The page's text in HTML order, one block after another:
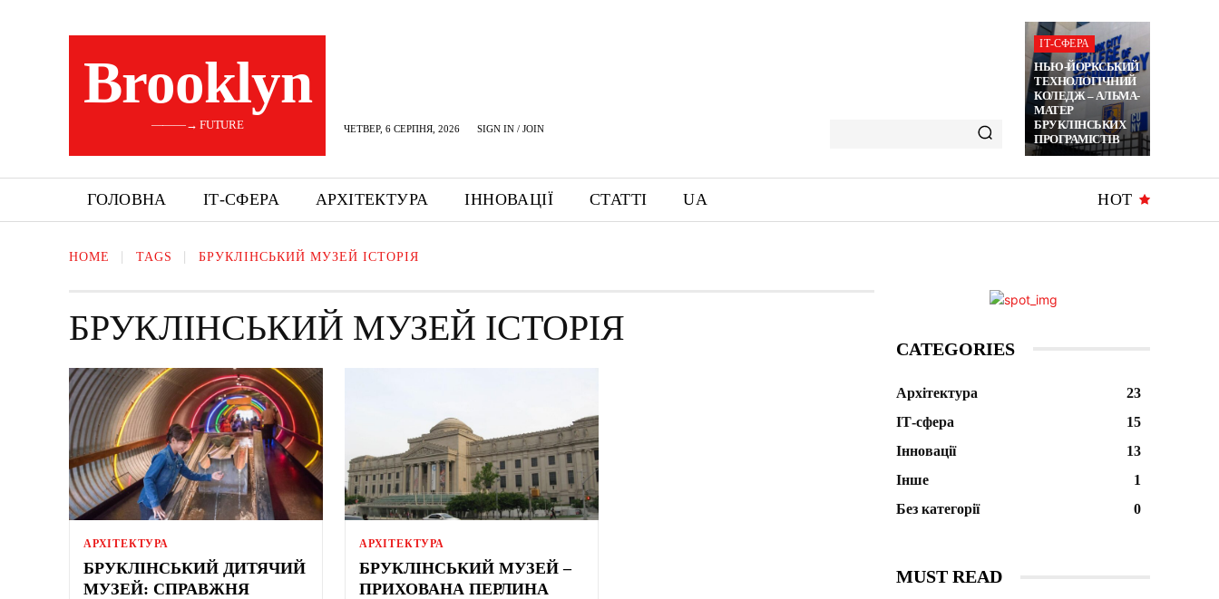
Brooklyn
———→ FUTURE ЧЕТВЕР, 6 СЕРПНЯ, 2026 SIGN IN / JOIN
ІТ-СФЕРА
НЬЮ-ЙОРКСЬКИЙ
ТЕХНОЛОГІЧНИЙ
КОЛЕДЖ – АЛЬМА-
МАТЕР
БРУКЛІНСЬКИХ
ПРОГРАМІСТІВ
ГОЛОВНА ІТ-СФЕРА АРХІТЕКТУРА ІННОВАЦІЇ СТАТТІ UA HOT
HOME TAGS БРУКЛІНСЬКИЙ МУЗЕЙ ІСТОРІЯ
БРУКЛІНСЬКИЙ МУЗЕЙ ІСТОРІЯ
АРХІТЕКТУРА
БРУКЛІНСЬКИЙ ДИТЯЧИЙ
МУЗЕЙ: СПРАВЖНЯ
АРХІТЕКТУРА
БРУКЛІНСЬКИЙ МУЗЕЙ –
ПРИХОВАНА ПЕРЛИНА
CATEGORIES
Архітектура
23
ІТ-сфера
15
Інновації
13
Інше
1
Без категорії
0
MUST READ